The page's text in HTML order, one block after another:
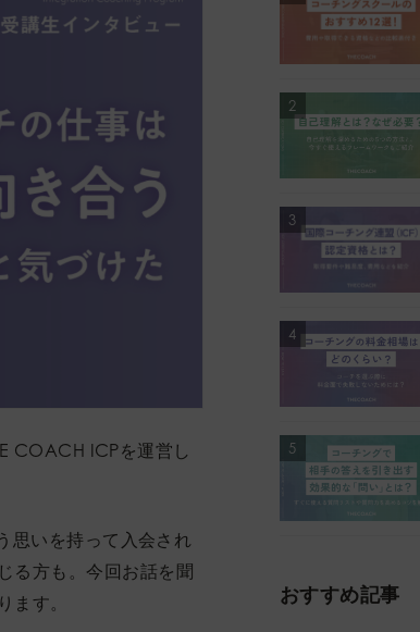
COACH ICPを運営し
思いを持って入会され
る方も。今回お話を聞
す。
おすすめ記事